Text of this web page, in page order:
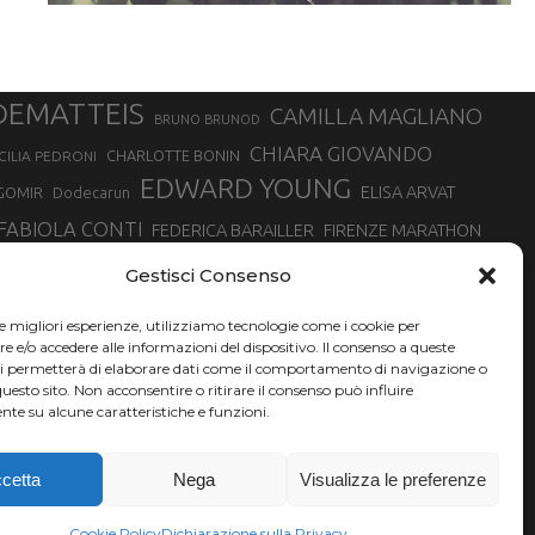
Gestisci Consenso
migliori esperienze, utilizziamo tecnologie come i cookie per
e/o accedere alle informazioni del dispositivo. Il consenso a queste
permetterà di elaborare dati come il comportamento di navigazione o
sito. Non acconsentire o ritirare il consenso può influire
su alcune caratteristiche e funzioni.
Nega Visualizza le preferenze
BRUNO BRUNOD CAMILLA MAGLIANO
PEDRONI CHARLOTTE BONIN CHIARA GIOVANDO
Dodecarun EDWARD YOUNG ELISA ARVAT
FABIOLA CONTI FEDERICA BARAILLER FIRENZE MARATHON
GIOVANNA EPIS GIULIANO CAVALLO
DI TORINO MARATONINA MARCELLA BELLETTI MARCO OLMO
MONVISO VERTICAL RACE NADIA BATTOCLETTI
BONALDI SILVIA RAMPAZZO
CHEVRIER YEMAN CRIPPA